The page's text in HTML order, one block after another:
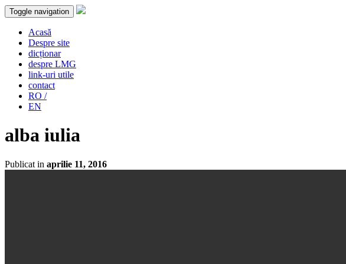
Toggle navigation
Acasă
Despre site
dicționar
despre LMG
link-uri utile
contact
RO /
EN
alba iulia
Publicat in aprilie 11, 2016